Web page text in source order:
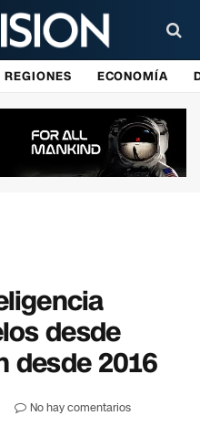
REGIONES ECONOMÍA
desde
desde 2016
No hay comentarios